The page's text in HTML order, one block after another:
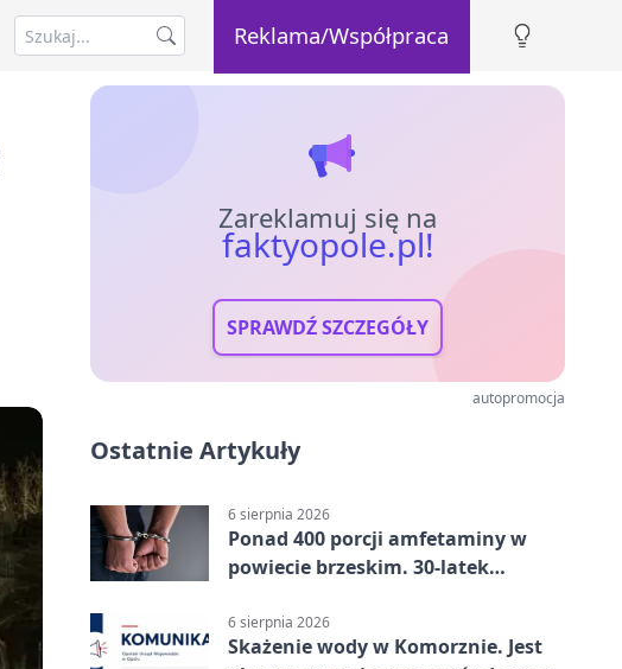
Reklama/Współpraca
Zareklamuj się na
faktyopole.pl!
SPRAWDŹ SZCZEGÓŁY
autopromocja
Ostatnie Artykuły
6 sierpnia 2026
Ponad 400 porcji amfetaminy w
powiecie brzeskim. 30-latek
6 sierpnia 2026
Skażenie wody w Komorznie. Jest